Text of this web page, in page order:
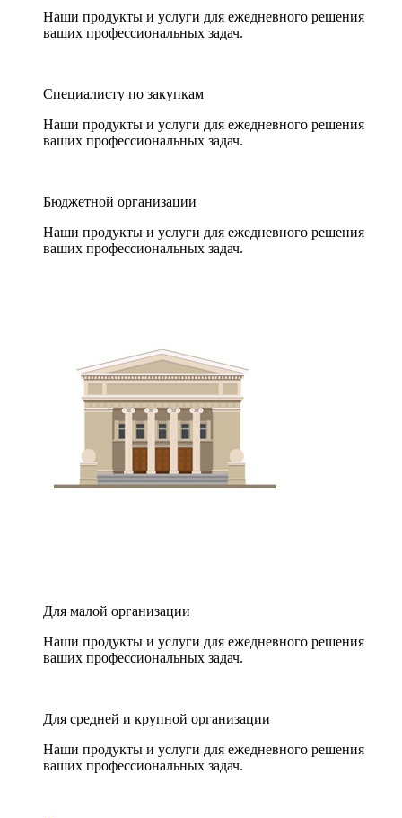
Наши продукты и услуги для ежедневного решения
ваших профессиональных задач.
Специалисту по закупкам
Наши продукты и услуги для ежедневного решения
ваших профессиональных задач.
Бюджетной организации
Наши продукты и услуги для ежедневного решения
ваших профессиональных задач.
Для малой организации
Наши продукты и услуги для ежедневного решения
ваших профессиональных задач.
Для средней и крупной организации
Наши продукты и услуги для ежедневного решения
ваших профессиональных задач.